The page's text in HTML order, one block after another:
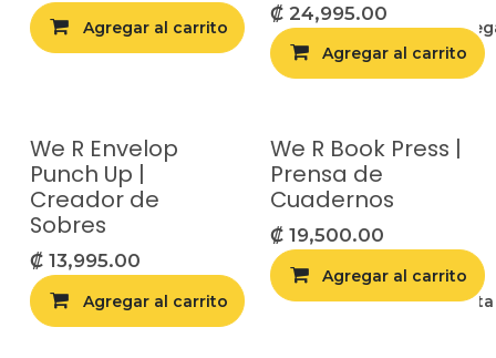
Agregar al carrito Compara
₡ 24,995.00
Agregar al carrito
We R Envelop
Punch Up |
Creador de
Sobres
₡ 13,995.00
Agregar al carrito Agregar a la
We R Book Press |
Prensa de
Cuadernos
₡ 19,500.00
Agregar al carrito